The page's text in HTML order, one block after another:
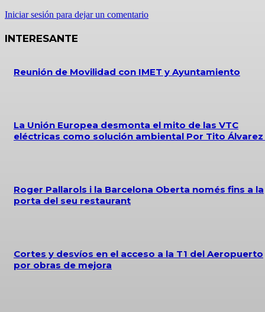
Iniciar sesión para dejar un comentario
INTERESANTE
Reunión de Movilidad con IMET y Ayuntamiento
La Unión Europea desmonta el mito de las VTC
eléctricas como solución ambiental Por Tito Álvarez
Roger Pallarols i la Barcelona Oberta només fins a la
porta del seu restaurant
Cortes y desvíos en el acceso a la T1 del Aeropuerto
por obras de mejora